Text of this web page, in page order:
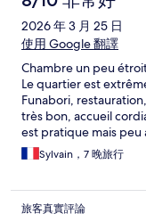
2026 年 3 月 25 日
使用 Google 翻譯
Chambre un peu
Le quartier est
Funabori,
très bon, accueil
est pratique mais
servent au milieu de la
Sylvain，7 晚旅行
旅客真實評論